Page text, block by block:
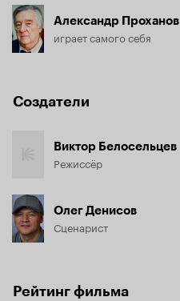
Александр Проханов
играет самого себя
Создатели
Виктор Белосельцев
Режиссёр
Олег Денисов
Сценарист
Рейтинг фильма